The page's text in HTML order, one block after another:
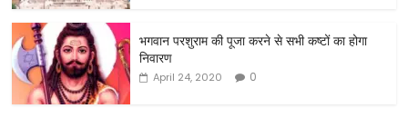
भगवान परशुराम की पूजा करने से सभी कष्टों का होगा
निवारण
April 24, 2020 0